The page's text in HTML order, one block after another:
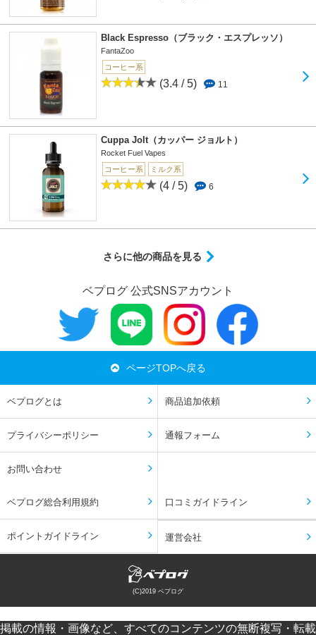
Black Espresso（ブラック・エスプレッソ）
FantaZoo
コーヒー系
(3.4 / 5) 11
Cuppa Jolt（カッパー ジョルト）
Rocket Fuel Vapes
コーヒー系
ミルク系
(4 / 5) 6
さらに他の商品を見る
ベプログ 公式SNSアカウント
ページTOPへ戻る
ベプログとは 商品追加依頼
プライバシーポリシー 通報フォーム
お問い合わせ
ベプログ総合利用規約 口コミガイドライン
ポイントガイドライン 運営会社
(C)2019 ベプログ
掲載の情報・画像など、すべてのコンテンツの無断複写・転載